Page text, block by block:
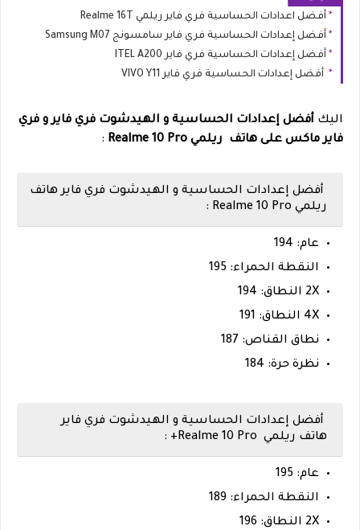
أفضل اعدادات الحساسية فري فاير ريلمي Realme 16T
أفضل إعدادات الحساسية فري فاير سامسونج Samsung M07
أفضل إعدادات الحساسية فري فاير ITEL A200
أفضل إعدادات الحساسية فري فاير VIVO Y11
اليك أفضل إعدادات الحساسية و الهيدشوت فري فاير و فري
فاير ماكس على هاتف ريلمي Realme 10 Pro
:
أفضل إعدادات الحساسية و الهيدشوت فري فاير هاتف
ريلمي Realme 10 Pro :
عام: 194
النقطة الحمراء: 195
2X النطاق: 194
4X النطاق: 191
نطاق القناص: 187
نظرة حرة: 184
أفضل إعدادات الحساسية و الهيدشوت فري فاير
هاتف ريلمي Realme 10 Pro+ :
عام: 195
النقطة الحمراء: 189
2X النطاق: 196